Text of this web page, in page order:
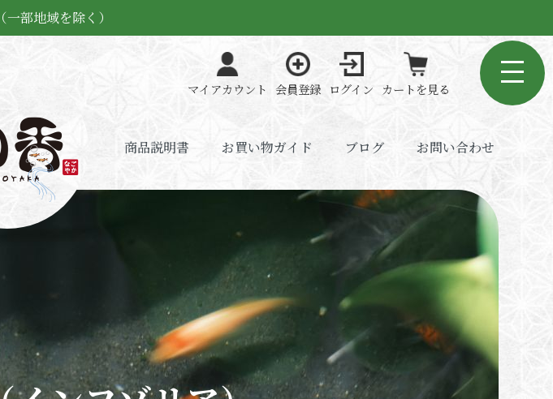
部地域を除く）
マイアカウント 会員登録 ログイン カートを見る
商品説明書 お買い物ガイド ブログ お問い合わせ